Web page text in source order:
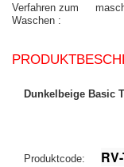
Verfahren zum
Waschen
Dunkelbeige Basic
Produktcode: